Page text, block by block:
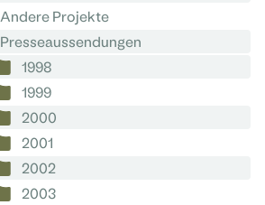
Andere Projekte
Presseaussendungen
1998
1999
2000
2001
2002
2003